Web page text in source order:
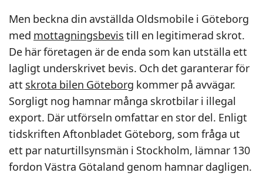
Men beckna din avställda Oldsmobile i Göteborg
med mottagningsbevis till en legitimerad skrot.
De här företagen är de enda som kan utställa ett
lagligt underskrivet bevis. Och det garanterar för
att skrota bilen Göteborg kommer på avvägar.
Sorgligt nog hamnar många skrotbilar i illegal
export. Där utförseln omfattar en stor del. Enligt
tidskriften Aftonbladet Göteborg, som fråga ut
ett par naturtillsynsmän i Stockholm, lämnar 130
fordon Västra Götaland genom hamnar dagligen.